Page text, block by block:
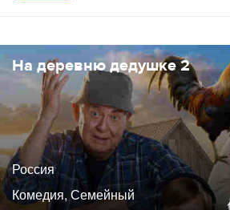
На деревню дедушке 2
Россия
Комедия, Семейный